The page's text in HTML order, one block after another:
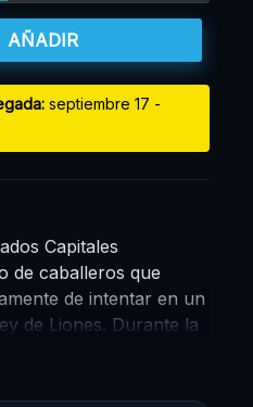
AÑADIR
septiembre 17 -
Capitales
de caballeros que
de intentar en un
de Liones. Durante la
por los
mismos caballeros